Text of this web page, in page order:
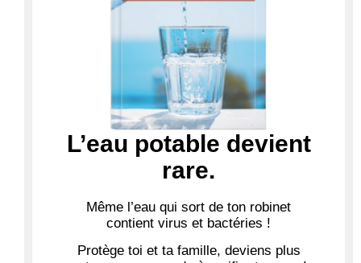
L’eau potable devient
rare.
Même l’eau qui sort de ton robinet
contient virus et bactéries !
Protège toi et ta famille, deviens plus